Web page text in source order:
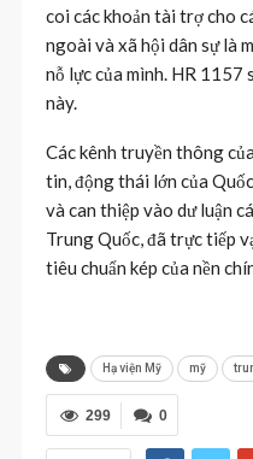
coi các khoản tài trợ cho
ngoài và xã hội dân sự là
nỗ lực của mình. HR 1157
này.
Các kênh truyền thông
tin, động thái lớn của
và can thiệp vào dư luận
Trung Quốc, đã trực tiếp
tiêu chuẩn kép của nền
Hạ viện Mỹ mỹ
0
299